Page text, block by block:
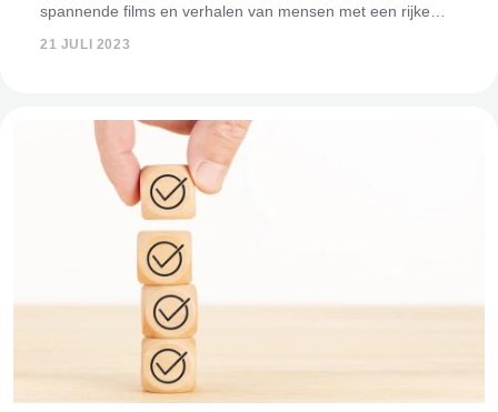
spannende films en verhalen van mensen met een rijke
21 JULI 2023